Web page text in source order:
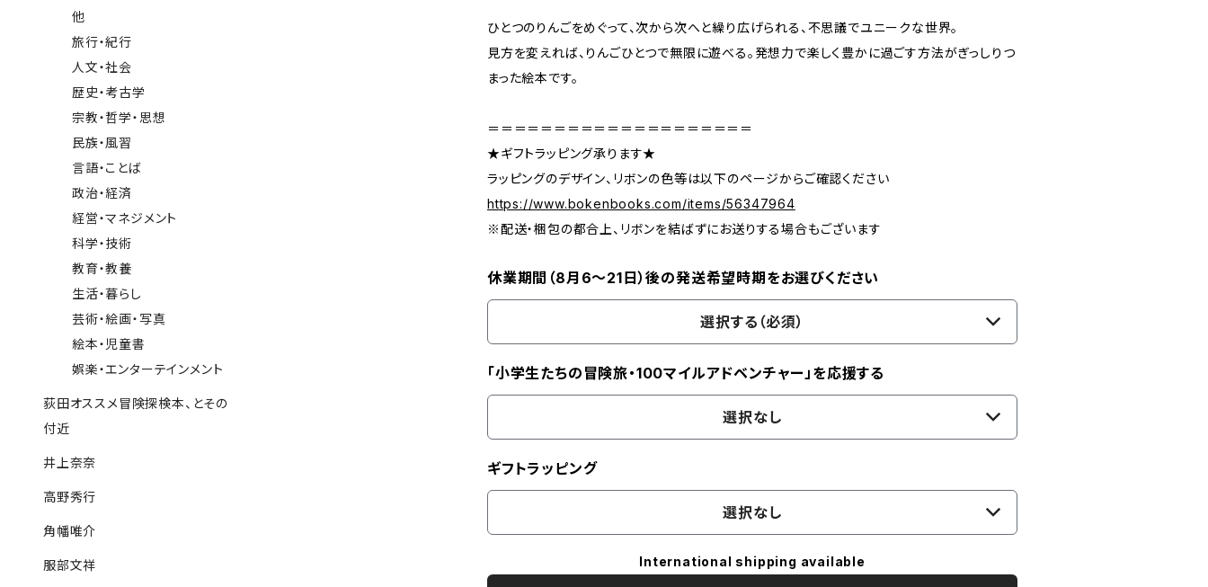
ひとつのりんごをめぐって、次から次へと繰り広げられる、不思議でユニークな世界。
見方を変えれば、りんごひとつで無限に遊べる。発想力で楽しく豊かに過ごす方法がぎっしりつ
まった絵本です。
＝＝＝＝＝＝＝＝＝＝＝＝＝＝＝＝＝＝＝＝
★ギフトラッピング承ります★
ラッピングのデザイン、リボンの色等は以下のページからご確認ください
https://www.bokenbooks.com/items/56347964
※配送・梱包の都合上、リボンを結ばずにお送りする場合もございます
休業期間（8月6〜21日）後の発送希望時期をお選びください
選択する（必須）
「小学生たちの冒険旅・100マイルアドベンチャー」を応援する
選択なし
ギフトラッピング
選択なし
International shipping available
他
旅行・紀行
人文・社会
歴史・考古学
宗教・哲学・思想
民族・風習
言語・ことば
政治・経済
経営・マネジメント
科学・技術
教育・教養
生活・暮らし
芸術・絵画・写真
絵本・児童書
娯楽・エンターテインメント
荻田オススメ冒険探検本、とその
付近
井上奈奈
高野秀行
角幡唯介
服部文祥